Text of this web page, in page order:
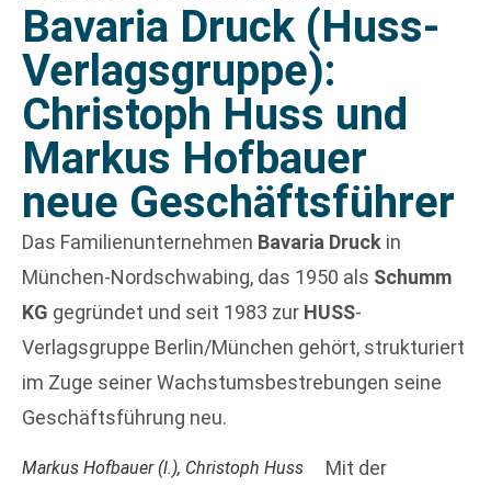
Bavaria Druck (Huss-
Verlagsgruppe):
Christoph Huss und
Markus Hofbauer
neue Geschäftsführer
Das Familienunternehmen Bavaria Druck in
München-Nordschwabing, das 1950 als Schumm
KG gegründet und seit 1983 zur HUSS-
Verlagsgruppe Berlin/München gehört, strukturiert
im Zuge seiner Wachstumsbestrebungen seine
Geschäftsführung neu.
Markus Hofbauer (l.), Christoph Huss Mit der